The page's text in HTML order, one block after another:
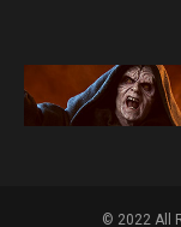
© 2022 All